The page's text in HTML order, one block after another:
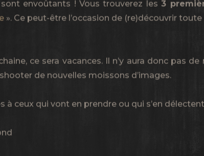
envoûtants ! Vous trouverez les3
». Ce peut-être l’occasion de (re)découvrir
ce sera vacances. Il n’y aura donc pas
de nouvelles moissons d’images.
à ceux qui vont en prendre ou qui s’en